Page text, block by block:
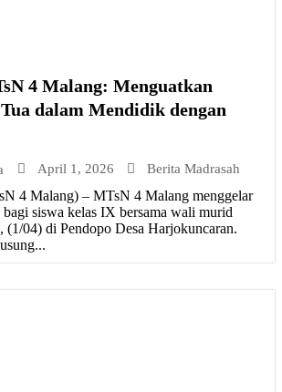
4 Malang: Menguatkan
dalam Mendidik dengan
April 1, 2026 Berita Madrasah
4 Malang) – MTsN 4 Malang menggelar
siswa kelas IX bersama wali murid
(1/04) di Pendopo Desa Harjokuncaran.